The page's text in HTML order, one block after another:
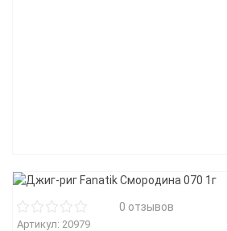
0 отзывов
Артикул: 20979